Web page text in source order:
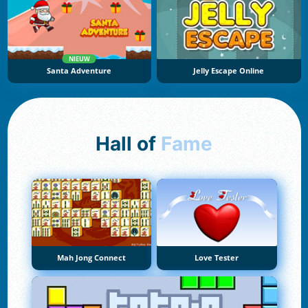
NIEUW
Santa Adventure Jelly Escape Online
Hall of Fame
Mah Jong Connect Love Tester